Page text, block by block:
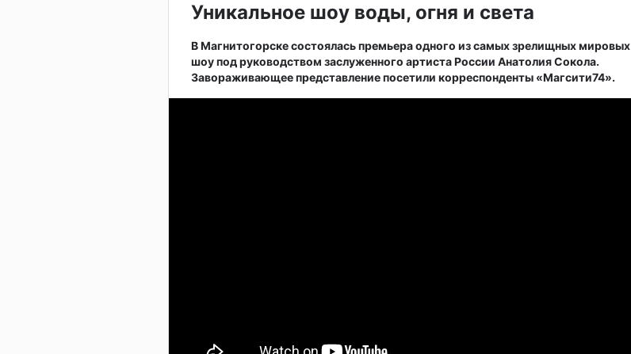
Уникальное шоу воды, огня и света
В Магнитогорске состоялась премьера одного из самых зрелищных мировых
шоу под руководством заслуженного артиста России Анатолия Сокола.
Завораживающее представление посетили корреспонденты «Магсити74».